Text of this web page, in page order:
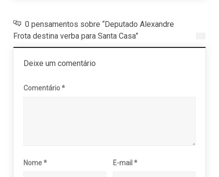
0 pensamentos sobre “Deputado Alexandre
Frota destina verba para Santa Casa”
Deixe um comentário
Comentário*
Nome* E-mail*